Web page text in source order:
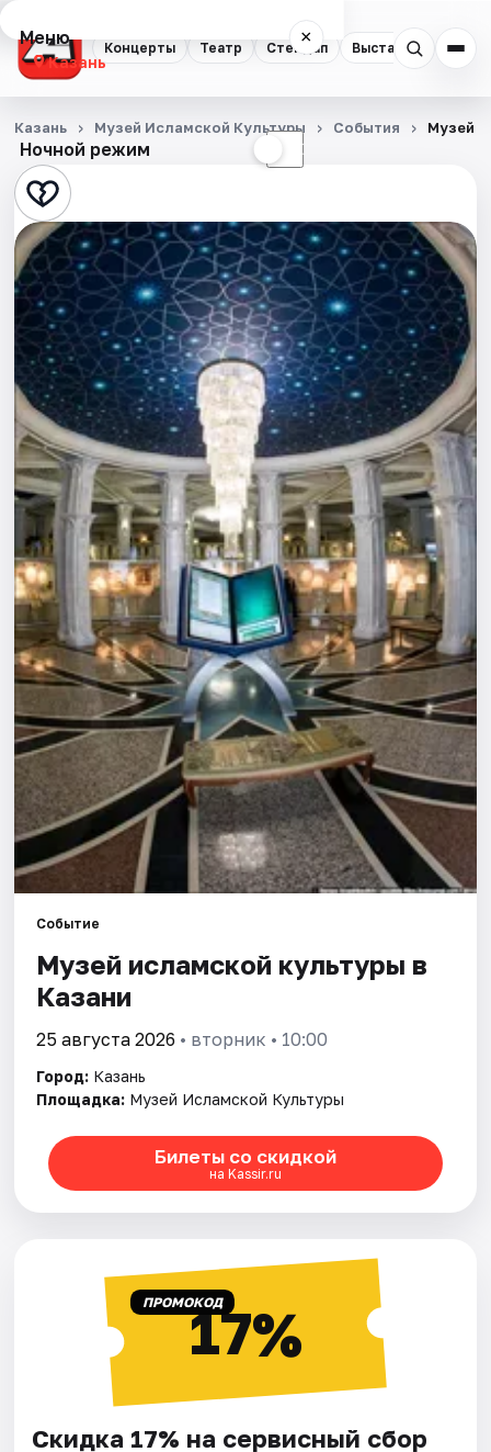
Концерты Театр Стендап Выставки
Меню ×
Казань
Концерты
Театр
Стендап
Выставки
Квесты
Экскурсии
Спорт
События
Города
Площадки
Артисты
Рейтинги
Ночной режим ☾
Казань Музей Исламской Культуры События Музей
Событие
Музей исламской культуры в
Казани
25 августа 2026 • вторник • 10:00
Город: Казань
Площадка: Музей Исламской Культуры
Билеты со скидкой
на Kassir.ru
ПРОМОКОД17%
Скидка 17% на сервисный сбор